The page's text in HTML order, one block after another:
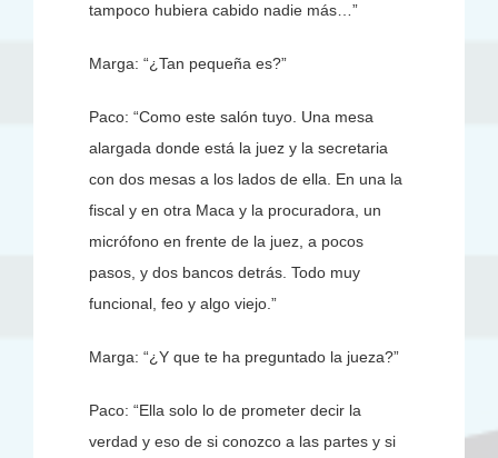
tampoco hubiera cabido nadie más…”
Marga: “¿Tan pequeña es?”
Paco: “Como este salón tuyo. Una mesa
alargada donde está la juez y la secretaria
con dos mesas a los lados de ella. En una la
fiscal y en otra Maca y la procuradora, un
micrófono en frente de la juez, a pocos
pasos, y dos bancos detrás. Todo muy
funcional, feo y algo viejo.”
Marga: “¿Y que te ha preguntado la jueza?”
Paco: “Ella solo lo de prometer decir la
verdad y eso de si conozco a las partes y si